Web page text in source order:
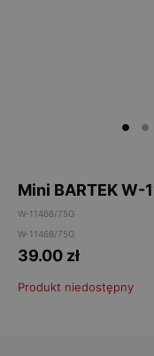
Mini BARTEK
W-11468/75G
W-11468/75G
39.00 zł
Produkt niedostępny